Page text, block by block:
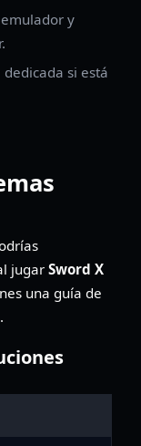
y
si está
jugar Sword X
una guía de